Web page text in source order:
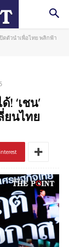
ดตัวนำเพื่อไทย พลิกฟ้า
‘เชน’
ยนไทย